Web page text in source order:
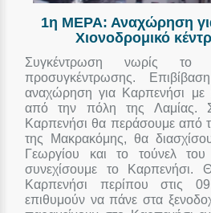
1η ΜΕΡΑ: Αναχώρηση
Χιονοδρομικό
Συγκέντρωση νωρίς
προσυγκέντρωσης.
αναχώρηση για Καρπενήσι με
από την πόλη της Λαμίας.
Καρπενήσι θα περάσουμε από
της Μακρακόμης, θα
Γεωργίου και το τούνελ
συνεχίσουμε το Καρπενήσι.
Καρπενήσι περίπου στις
επιθυμούν να πάνε στα